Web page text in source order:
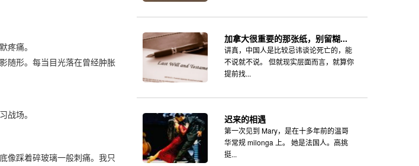
痛。
随形。每当目光落在曾经肿胀
战场。
像踩着碎玻璃一般刺痛。我只
加拿大很重要的那张纸，别留糊...
讲真，中国人是比较忌讳谈论死亡的，能
不说就不说。 但就现实层面而言，就算你
提前找...
迟来的相遇
第一次见到 Mary，是在十多年前的温哥
华常规 milonga 上。 她是法国人。高挑
挺...